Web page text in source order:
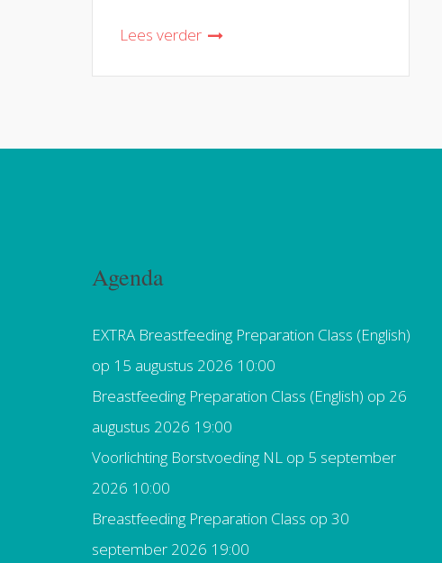
Lees verder
Agenda
EXTRA Breastfeeding Preparation Class (English)
op 15 augustus 2026 10:00
Breastfeeding Preparation Class (English) op 26
augustus 2026 19:00
Voorlichting Borstvoeding NL op 5 september
2026 10:00
Breastfeeding Preparation Class op 30
september 2026 19:00